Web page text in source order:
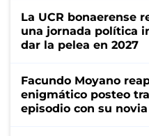
La UCR bonaerense
una jornada política
dar la pelea en 2027
Facundo Moyano
enigmático posteo
episodio con su novia